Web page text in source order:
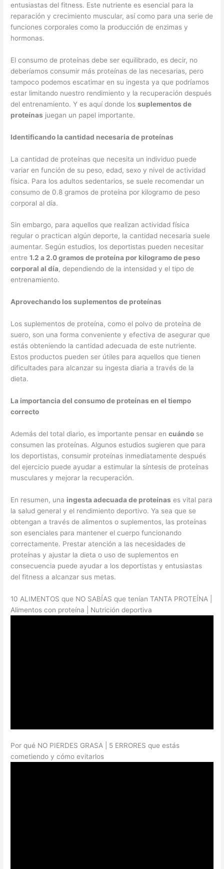
entusiastas del fitness. Este nutriente es esencial para la
reparación y crecimiento muscular, así como para una serie de
funciones corporales como la producción de enzimas y
hormonas.
El consumo de proteínas debe ser equilibrado, es decir, no
deberíamos consumir más proteínas de las necesarias, pero
tampoco podemos escatimar en su ingesta ya que podríamos
estar limitando nuestro rendimiento y la recuperación después
del entrenamiento. Y es aquí donde lossuplementos de
proteínas juegan un papel importante.
Identificando la cantidad necesaria de proteínas
La cantidad de proteínas que necesita un individuo puede
variar en función de su peso, edad, sexo y nivel de actividad
física. Para los adultos sedentarios, se suele recomendar un
consumo de 0.8 gramos de proteína por kilogramo de peso
corporal al día.
Sin embargo, para aquellos que realizan actividad física
regular o practican algún deporte, la cantidad necesaria suele
aumentar. Según estudios, los deportistas pueden necesitar
entre1.2 a 2.0 gramos de proteína por kilogramo de peso
corporal al día, dependiendo de la intensidad y el tipo de
entrenamiento.
Aprovechando los suplementos de proteínas
Los suplementos de proteína, como el polvo de proteína de
suero, son una forma conveniente y efectiva de asegurar que
estás obteniendo la cantidad adecuada de este nutriente.
Estos productos pueden ser útiles para aquellos que tienen
dificultades para alcanzar su ingesta diaria a través de la
dieta.
La importancia del consumo de proteínas en el tiempo
correcto
Además del total diario, es importante pensar encuándo se
consumen las proteínas. Algunos estudios sugieren que para
los deportistas, consumir proteínas inmediatamente después
del ejercicio puede ayudar a estimular la síntesis de proteínas
musculares y mejorar la recuperación.
En resumen, una ingesta adecuada de proteínas es vital para
la salud general y el rendimiento deportivo. Ya sea que se
obtengan a través de alimentos o suplementos, las proteínas
son esenciales para mantener el cuerpo funcionando
correctamente. Prestar atención a las necesidades de
proteínas y ajustar la dieta o uso de suplementos en
consecuencia puede ayudar a los deportistas y entusiastas
del fitness a alcanzar sus metas.
10 ALIMENTOS que NO SABÍAS que tenían TANTA PROTEÍNA |
Alimentos con proteína | Nutrición deportiva
Por qué NO PIERDES GRASA | 5 ERRORES que estás
cometiendo y cómo evitarlos